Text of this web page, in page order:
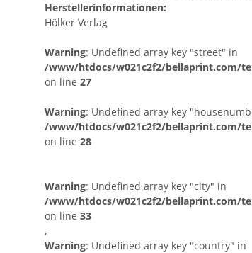
Herstellerinformationen:
Hölker Verlag
Warning: Undefined array key "street" in
/www/htdocs/w021c2f2/bellaprint.com/
on line 27
Warning: Undefined array key
/www/htdocs/w021c2f2/bellaprint.com/
on line 28
Warning: Undefined array key "city" in
/www/htdocs/w021c2f2/bellaprint.com/
on line 33
,
Warning: Undefined array key "country" in